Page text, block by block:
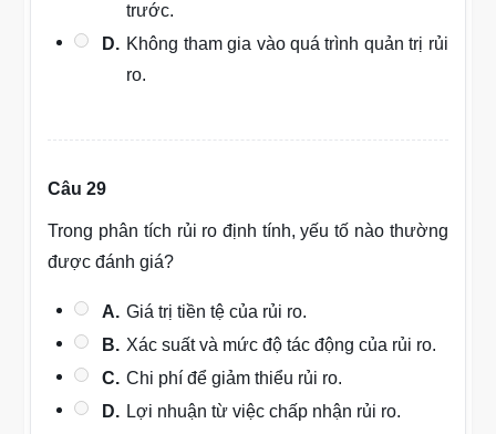
trước.
D. Không tham gia vào quá trình quản trị rủi
ro.
Câu 29
Trong phân tích rủi ro định tính, yếu tố nào thường
được đánh giá?
A. Giá trị tiền tệ của rủi ro.
B. Xác suất và mức độ tác động của rủi ro.
C. Chi phí để giảm thiểu rủi ro.
D. Lợi nhuận từ việc chấp nhận rủi ro.